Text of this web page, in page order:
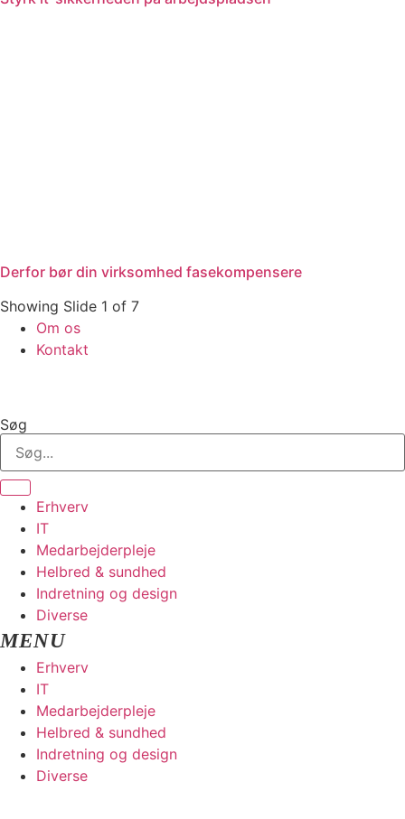
Derfor bør din virksomhed fasekompensere
Showing Slide 1 of 7
Om os
Kontakt
Søg
Erhverv
IT
Medarbejderpleje
Helbred & sundhed
Indretning og design
Diverse
Erhverv
IT
Medarbejderpleje
Helbred & sundhed
Indretning og design
Diverse